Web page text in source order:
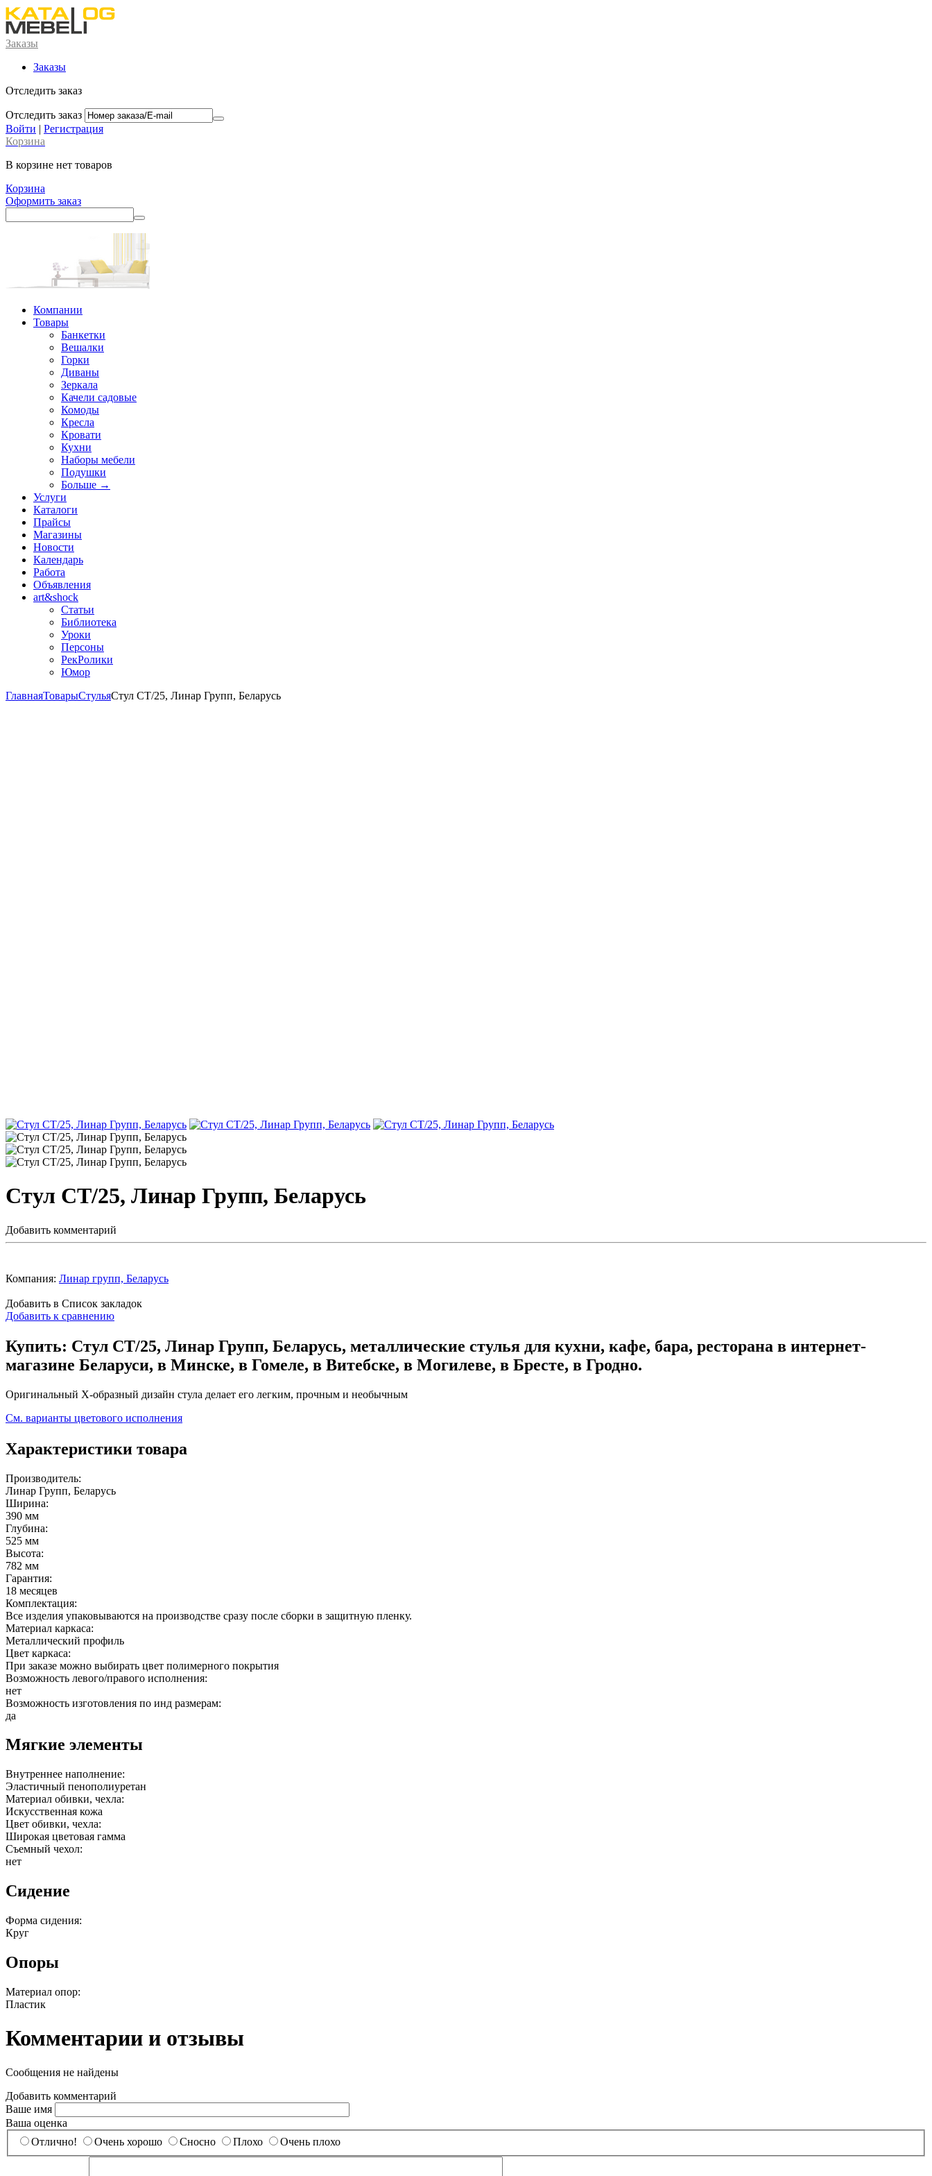
Заказы
Заказы
Отследить заказ
Отследить заказ
Войти | Регистрация
Корзина
В корзине нет товаров
Корзина
Оформить заказ
Компании
Товары
Банкетки
Вешалки
Горки
Диваны
Зеркала
Качели садовые
Комоды
Кресла
Кровати
Кухни
Наборы мебели
Подушки
Больше →
Услуги
Каталоги
Прайсы
Магазины
Новости
Календарь
Работа
Объявления
art&shock
Статьи
Библиотека
Уроки
Персоны
РекРолики
Юмор
ГлавнаяТоварыСтульяСтул СТ/25, Линар Групп, Беларусь
Стул СТ/25, Линар Групп, Беларусь
Добавить комментарий
Компания: Линар групп, Беларусь
Добавить в Список закладок
Добавить к сравнению
Купить: Стул СТ/25, Линар Групп, Беларусь, металлические стулья для кухни, кафе, бара, ресторана в интернет-
магазине Беларуси, в Минске, в Гомеле, в Витебске, в Могилеве, в Бресте, в Гродно.
Оригинальный Х-образный дизайн стула делает его легким, прочным и необычным
См. варианты цветового исполнения
Характеристики товара
Производитель:
Линар Групп, Беларусь
Ширина:
390 мм
Глубина:
525 мм
Высота:
782 мм
Гарантия:
18 месяцев
Комплектация:
Все изделия упаковываются на производстве сразу после сборки в защитную пленку.
Материал каркаса:
Металлический профиль
Цвет каркаса:
При заказе можно выбирать цвет полимерного покрытия
Возможность левого/правого исполнения:
нет
Возможность изготовления по инд размерам:
да
Мягкие элементы
Внутреннее наполнение:
Эластичный пенополиуретан
Материал обивки, чехла:
Искусственная кожа
Цвет обивки, чехла:
Широкая цветовая гамма
Съемный чехол:
нет
Сидение
Форма сидения:
Круг
Опоры
Материал опор:
Пластик
Комментарии и отзывы
Сообщения не найдены
Добавить комментарий
Ваше имя
Ваша оценка
Отлично!
Очень хорошо Сносно Плохо Очень плохо